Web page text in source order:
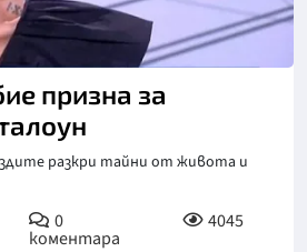
призна за
разкри тайни от живота и
0
коментара
4045